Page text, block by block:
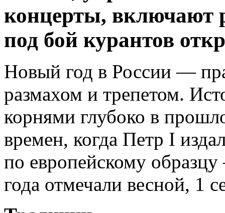
концерты, включают
под бой курантов
Новый год в России —
размахом и трепетом.
корнями глубоко в
времен, когда Петр I
по европейскому
года отмечали весной, 1